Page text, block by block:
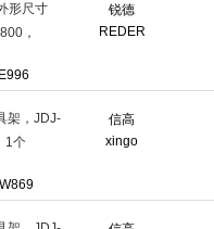
锐德
REDER
形尺寸
，
信高
xingo
架，JDJ-
1个